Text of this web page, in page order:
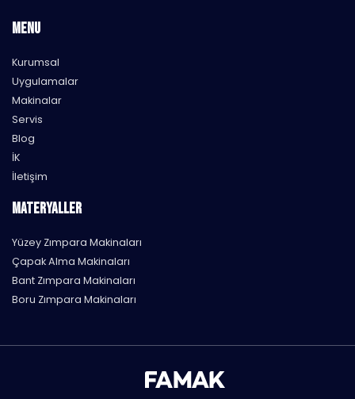
MENU
Kurumsal
Uygulamalar
Makinalar
Servis
Blog
İK
İletişim
MATERYALLER
Yüzey Zımpara Makinaları
Çapak Alma Makinaları
Bant Zımpara Makinaları
Boru Zımpara Makinaları